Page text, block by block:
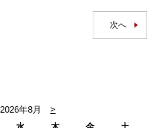
次へ
2026年8月
>